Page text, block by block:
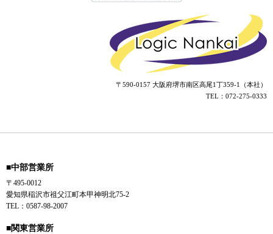
〒590-0157 大阪府堺市南区高尾1丁359-1（本社）
TEL：072-275-0333
■中部営業所
〒495-0012
愛知県稲沢市祖父江町本甲神明北75-2
TEL：0587-98-2007
■関東営業所